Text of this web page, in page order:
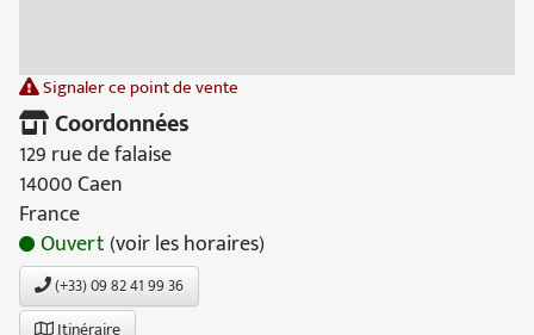
Signaler ce point de vente
Coordonnées
129 rue de falaise
14000 Caen
France
Ouvert(voir les horaires)
(+33) 09 82 41 99 36